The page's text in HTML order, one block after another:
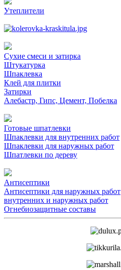
Утеплители
Сухие смеси и затирка
Штукатурка
Шпаклевка
Клей для плитки
Затирки
Алебастр, Гипс, Цемент, Побелка
Готовые шпатлевки
Шпаклевки для внутренних работ
Шпаклевки для наружных работ
Шпатлевки по дереву
Антисептики
Антисептики для наружных работ
внутренних и наружных работ
Огнебиозащитные составы